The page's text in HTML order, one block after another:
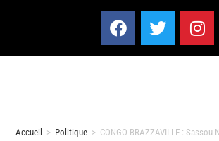
Accueil > Politique > CONGO-BRAZZAVILLE :